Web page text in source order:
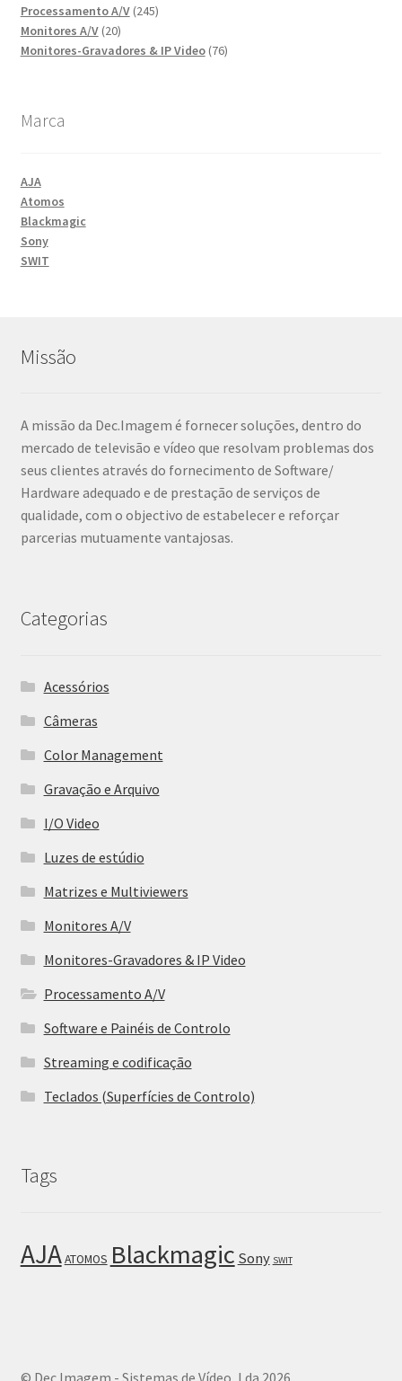
Processamento A/V 245245
Monitores A/V 2020
produtos
Monitores-Gravadores & IP Video 7676
Marca
AJA
Atomos
Blackmagic
Sony
SWIT
Missão
A missão da Dec.Imagem é fornecer soluções, dentro do
mercado de televisão e vídeo que resolvam problemas dos
seus clientes através do fornecimento de Software/
Hardware adequado e de prestação de serviços de
qualidade, com o objectivo de estabelecer e reforçar
parcerias mutuamente vantajosas.
Categorias
Acessórios
Câmeras
Color Management
Gravação e Arquivo
I/O Video
Luzes de estúdio
Matrizes e Multiviewers
Monitores A/V
Monitores-Gravadores & IP Video
Processamento A/V
Software e Painéis de Controlo
Streaming e codificação
Teclados (Superfícies de Controlo)
Tags
AJAATOMOS Blackmagic Sony SWIT
© Dec.Imagem - Sistemas de Vídeo, Lda 2026